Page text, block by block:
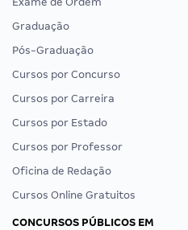
Graduação
Pós-Graduação
Cursos por Concurso
Cursos por Carreira
Cursos por Estado
Cursos por Professor
Oficina de Redação
Cursos Online Gratuitos
CONCURSOS PÚBLICOS EM